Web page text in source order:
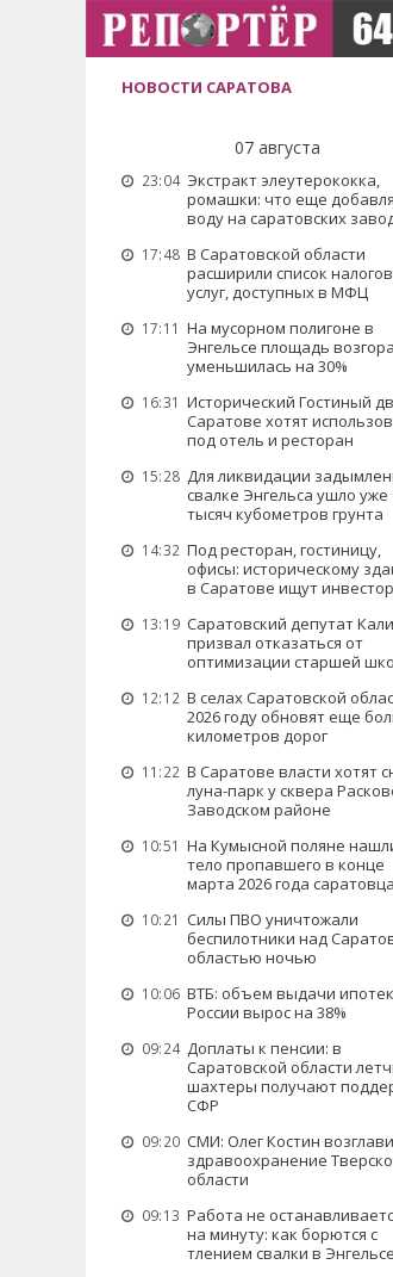
НОВОСТИ САРАТОВА
07 августа
23:04 Экстракт элеутерококка,
ромашки: что еще
воду на саратовских
17:48 В Саратовской области
расширили список
услуг, доступных в МФЦ
17:11 На мусорном полигоне в
Энгельсе площадь
уменьшилась на 30%
16:31 Исторический Гостиный
Саратове хотят
под отель и ресторан
15:28 Для ликвидации
свалке Энгельса ушло уже
тысяч кубометров грунта
14:32 Под ресторан, гостиницу,
офисы: историческому
в Саратове ищут
13:19 Саратовский депутат
призвал отказаться от
оптимизации старшей
12:12 В селах Саратовской
2026 году обновят еще
километров дорог
11:22 В Саратове власти хотят
луна-парк у сквера
Заводском районе
10:51 На Кумысной поляне
тело пропавшего в конце
марта 2026 года саратовца
10:21 Силы ПВО уничтожали
беспилотники над
областью ночью
10:06 ВТБ: объем выдачи
России вырос на 38%
09:24 Доплаты к пенсии: в
Саратовской области
шахтеры получают
СФР
09:20 СМИ: Олег Костин
здравоохранение
области
09:13 Работа не
на минуту: как борются с
тлением свалки в Энгельсе